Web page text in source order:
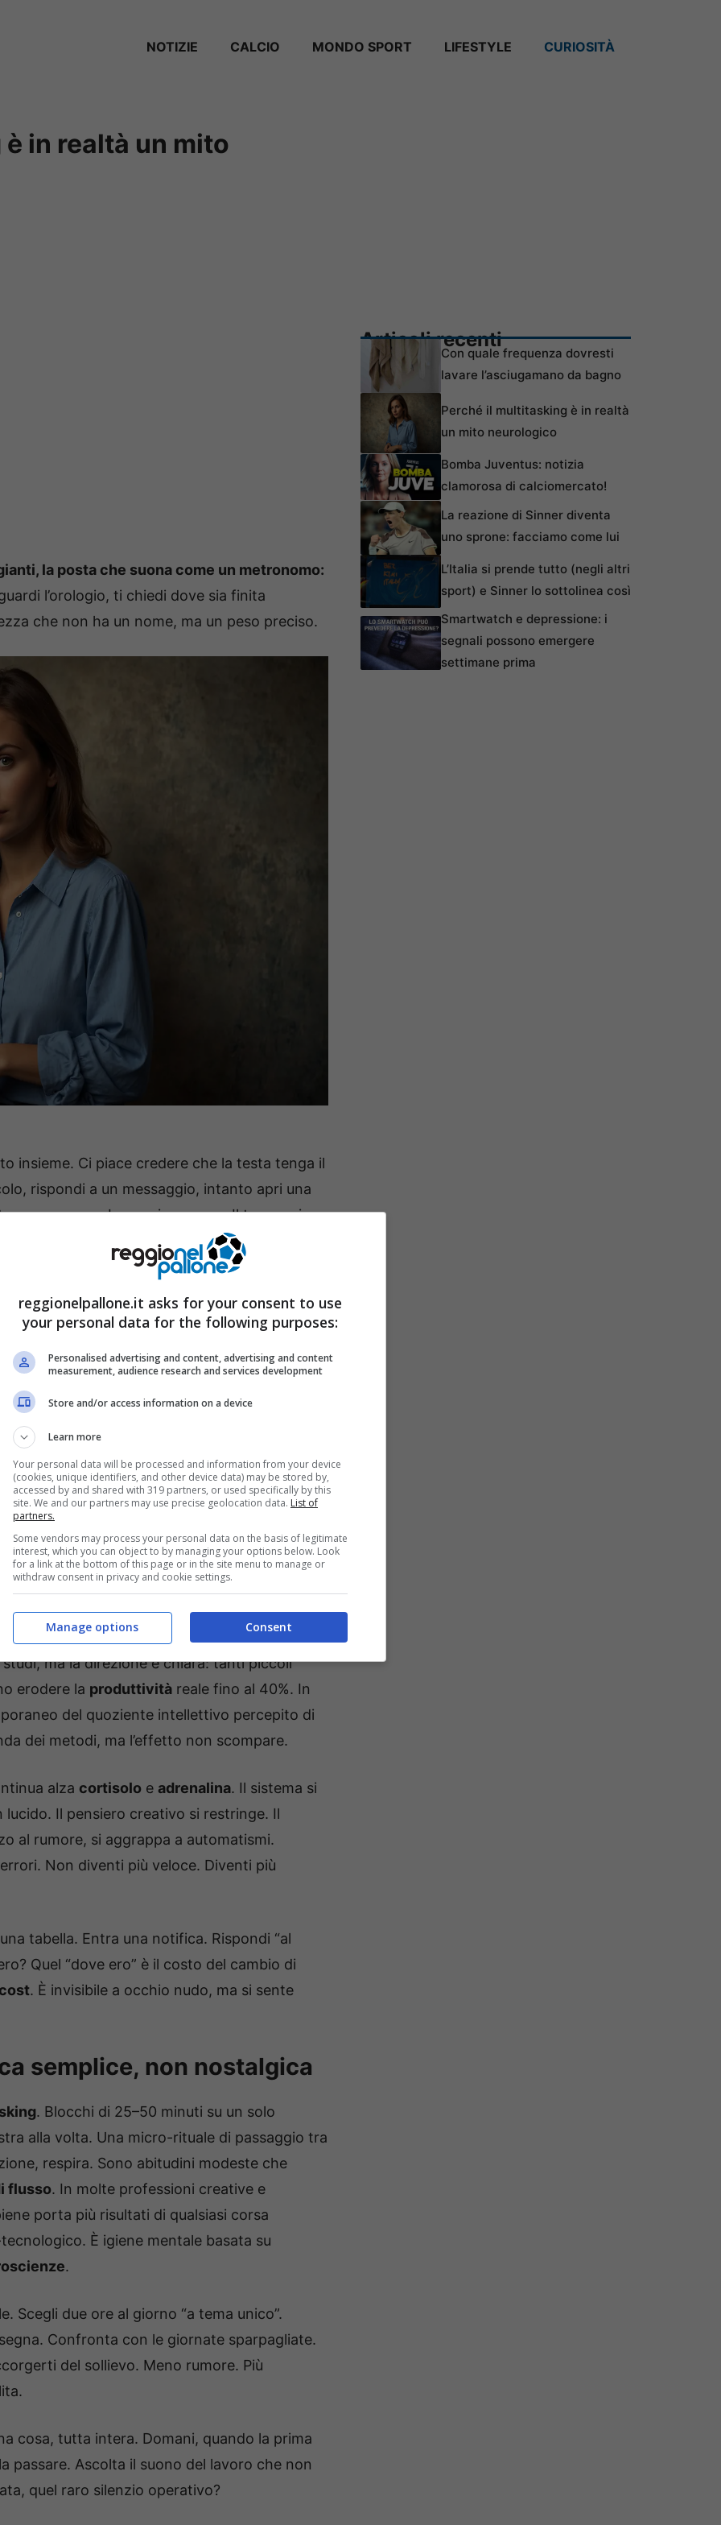
NOTIZIE CALCIO MONDO SPORT LIFESTYLE CURIOSITÀ
in realtà un mito
la posta che suona come un metronomo:
l’orologio, ti chiedi dove sia finita
che non ha un nome, ma un peso preciso.
insieme. Ci piace credere che la testa tenga il
rispondi a un messaggio, intanto apri una
pare correre. Le mani seguono. Il tempo si
al massimo.
Rileggi tre volte la stessa riga. Dimentichi
indietro di qualche passaggio. Non è pigrizia.
del pensiero.
più cose insieme. Stai facendo una cosa alla
prezzo.
quando “multitaski”
delle funzioni esecutive. Ogni volta che salti
micro-fasi. Prima lo “spostamento
Poi l’“attivazione delle regole”: recuperi le
gesto consumaglucosioeossigeno.
con compiti alternati, come passare da
ma la direzione è chiara: tanti piccoli
erodere la produttività reale fino al 40%. In
del quoziente intellettivo percepito di
dei metodi, ma l’effetto non scompare.
alza cortisolo e adrenalina. Il sistema si
lucido. Il pensiero creativo si restringe. Il
al rumore, si aggrappa a automatismi.
Non diventi più veloce. Diventi più
tabella. Entra una notifica. Rispondi “al
Quel “dove ero” è il costo del cambio di
. È invisibile a occhio nudo, ma si sente
semplice, non nostalgica
. Blocchi di 25–50 minuti su un solo
alla volta. Una micro-rituale di passaggio tra
respira. Sono abitudini modeste che
flusso. In molte professioni creative e
porta più risultati di qualsiasi corsa
È igiene mentale basata su
.
Scegli due ore al giorno “a tema unico”.
Confronta con le giornate sparpagliate.
del sollievo. Meno rumore. Più
cosa, tutta intera. Domani, quando la prima
passare. Ascolta il suono del lavoro che non
quel raro silenzio operativo?
Articoli recenti
Con quale frequenza dovresti
lavare l’asciugamano da bagno
Perché il multitasking è in realtà
un mito neurologico
Bomba Juventus: notizia
clamorosa di calciomercato!
La reazione di Sinner diventa
uno sprone: facciamo come lui
L’Italia si prende tutto (negli altri
sport) e Sinner lo sottolinea così
Smartwatch e depressione: i
segnali possono emergere
settimane prima
reggionelpallone.it asks for your consent to use
your personal data for the following purposes:
Personalised advertising and content, advertising and content
measurement, audience research and services development
Store and/or access information on a device
Learn more
Your personal data will be processed and information from your device
(cookies, unique identifiers, and other device data) may be stored by,
accessed by and shared with 319 partners, or used specifically by this
site. We and our partners may use precise geolocation data. List of
partners.
Some vendors may process your personal data on the basis of legitimate
interest, which you can object to by managing your options below. Look
for a link at the bottom of this page or in the site menu to manage or
withdraw consent in privacy and cookie settings.
Consent
Manage options